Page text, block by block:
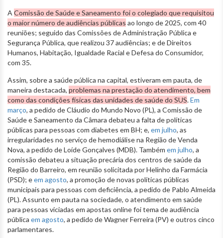
A Comissão de Saúde e Saneamento foi o colegiado que requisitou
o maior número de audiências públicas ao longo de 2025, com 40
reuniões; seguido das Comissões de Administração Pública e
Segurança Pública, que realizou 37 audiências; e de Direitos
Humanos, Habitação, Igualdade Racial e Defesa do Consumidor,
com 35.
Assim, sobre a saúde pública na capital, estiveram em pauta, de
maneira destacada, problemas na prestação do atendimento, bem
como das condições físicas das unidades de saúde do SUS.Em
março, a pedido de Cláudio do Mundo Novo (PL), a Comissão de
Saúde e Saneamento da Câmara debateu a falta de políticas
públicas para pessoas com diabetes em BH; e, em julho, as
irregularidades no serviço de hemodiálise na Região de Venda
Nova, a pedido de Loíde Gonçalves (MDB). Também em julho, a
comissão debateu a situação precária dos centros de saúde da
Região do Barreiro, em reunião solicitada por Helinho da Farmácia
(PSD); eem agosto, a promoção de novas políticas públicas
municipais para pessoas com deficiência, a pedido de Pablo Almeida
(PL). Assunto em pauta na sociedade, o atendimento em saúde
para pessoas viciadas em apostas online foi tema de audiência
pública em agosto, a pedido de Wagner Ferreira (PV) e outros cinco
parlamentares.